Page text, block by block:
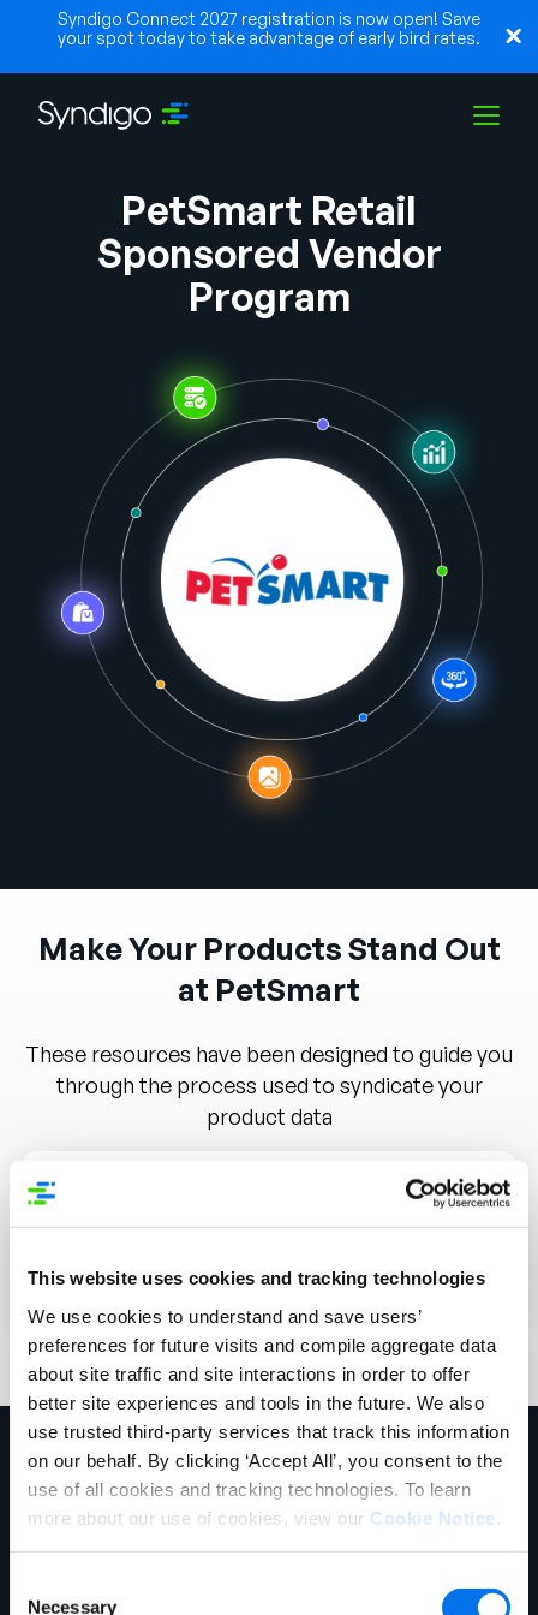
This website uses cookies and tracking technologies
We use cookies to understand and save users’
preferences for future visits and compile aggregate data
about site traffic and site interactions in order to offer
better site experiences and tools in the future. We also
use trusted third-party services that track this information
on our behalf. By clicking ‘Accept All’, you consent to the
use of all cookies and tracking technologies. To learn
more about our use of cookies, view our Cookie Notice
Necessary
Syndigo Connect 2027 registration is now open! Save
your spot today to take advantage of early bird rates.
Solutions
Partenaires
Ressources
Entreprise
Contactez notre équipe
commerciale
SE CONNECTER
Français
Português
PetSmart Retail
Sponsored Vendor
Program
Make Your Products Stand Out
at PetSmart
These resources have been designed to guide you
through the process used to syndicate your
product data
Syndigo – Retail Sponsored Onboarding
Retail Onboarding – Supplier Checklist
Siège social de Chicago